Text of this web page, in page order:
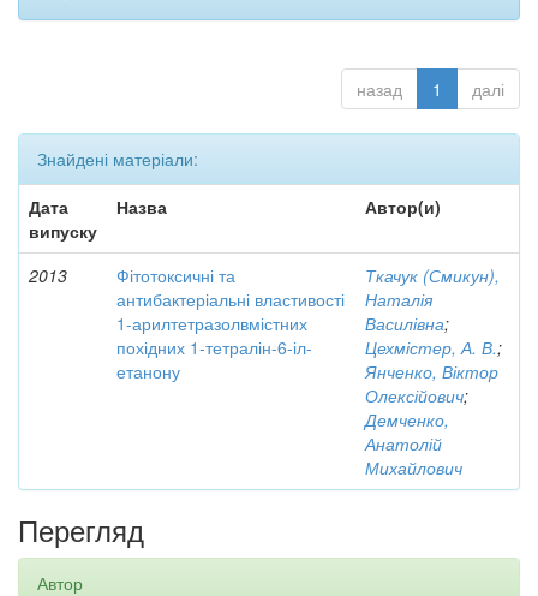
назад 1 далі
Знайдені матеріали:
Дата
випуску
Назва Автор(и)
2013
Фітотоксичні та
антибактеріальні властивості
1-арилтетразолвмістних
похідних 1-тетралін-6-іл-
етанону
Ткачук (Смикун),
Наталія
Василівна;
Цехмістер, А. В.;
Янченко, Віктор
Олексійович;
Демченко,
Анатолій
Михайлович
Перегляд
Автор